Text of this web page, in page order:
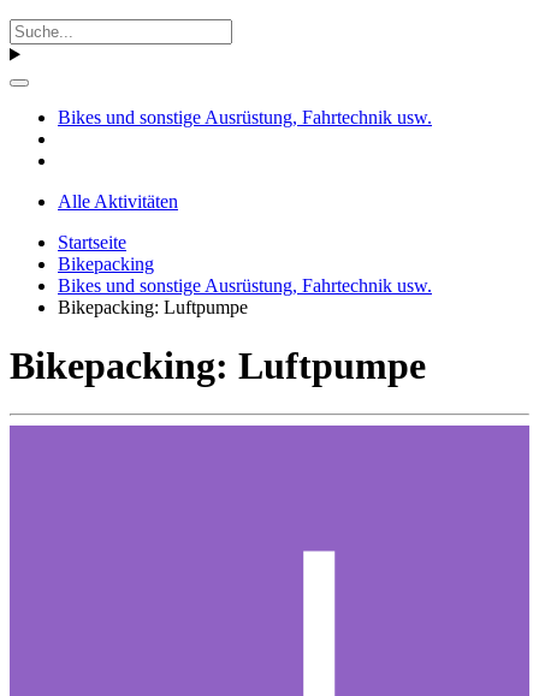
Bikes und sonstige Ausrüstung, Fahrtechnik usw.
Alle Aktivitäten
Startseite
Bikepacking
Bikes und sonstige Ausrüstung, Fahrtechnik usw.
Bikepacking: Luftpumpe
Bikepacking: Luftpumpe